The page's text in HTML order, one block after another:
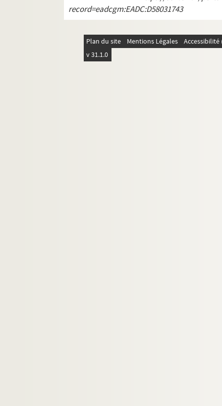
record=eadcgm:EADC:D58031743
Plan du site Mentions Légales
v 31.1.0